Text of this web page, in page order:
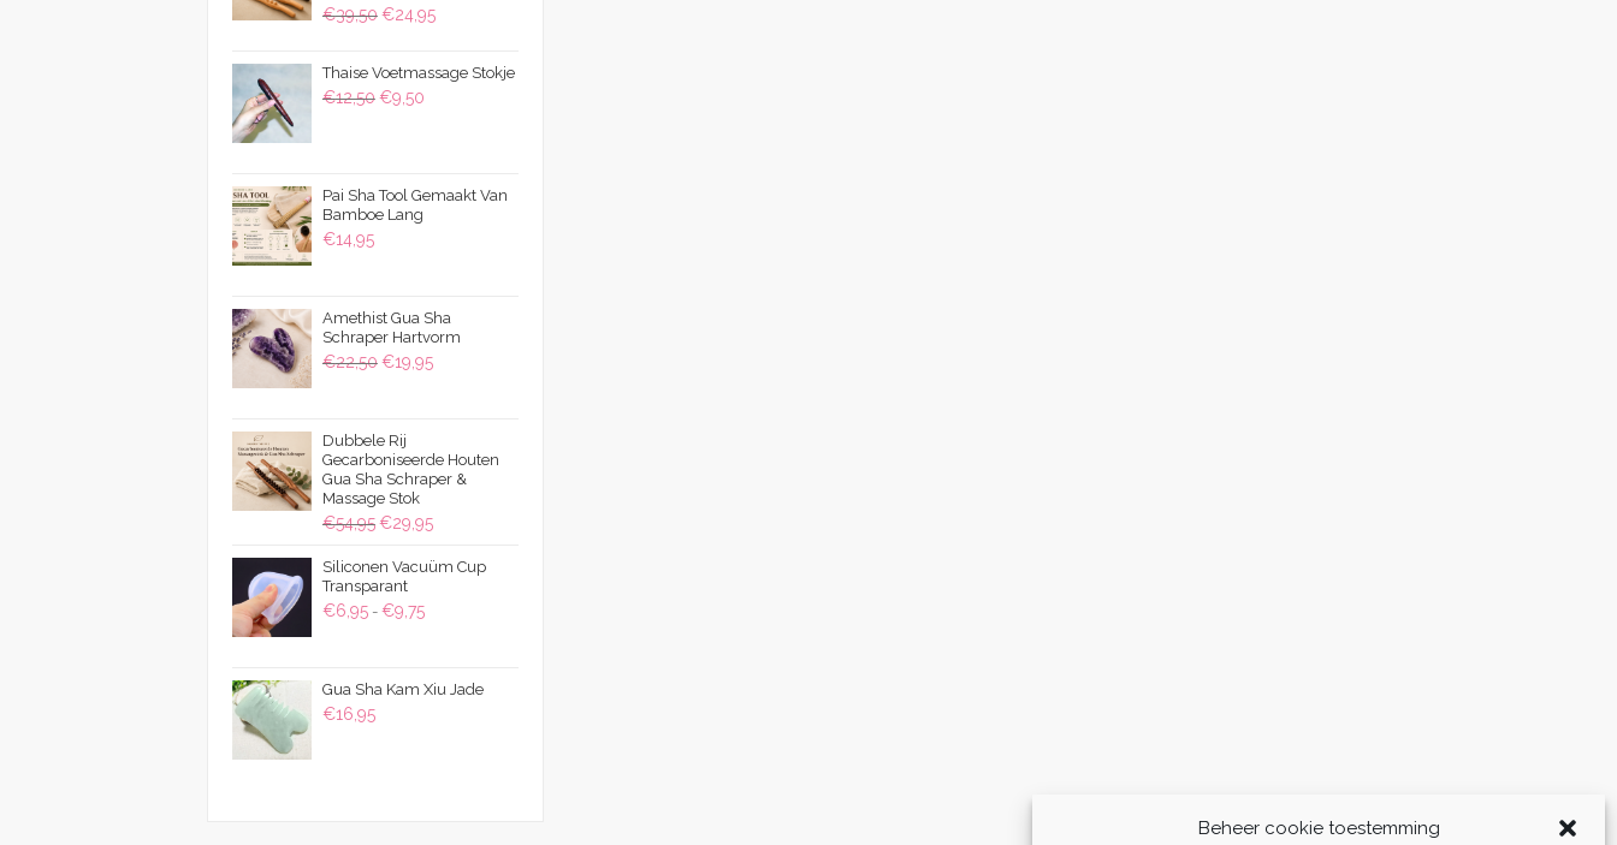
Beheer cookie toestemming
€39,50 Oorspronkelijke
was:
€39,50.
€24,95Huidige
is:
Thaise Voetmassage Stokje
€12,50 Oorspronkelijke
€9,50Huidige
Pai Sha Tool Gemaakt Van
Bamboe Lang
€14,95
Amethist Gua Sha
Schraper Hartvorm
€22,50 Oorspronkelijke
€22,50.
€19,95Huidige
Dubbele Rij
Gecarboniseerde Houten
Gua Sha Schraper &
Massage Stok
€54,95 Oorspronkelijke
was:
€54,95.
€29,95Huidige
Siliconen Vacuüm Cup
Transparant
€6,95 - €9,75Prijsklasse:
€9,75
Gua Sha Kam Xiu Jade
€16,95